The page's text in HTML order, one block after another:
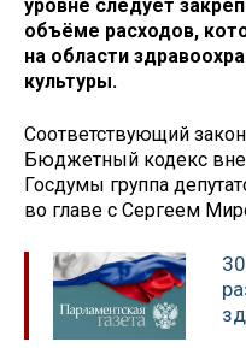
уровне следует
объёме расходов,
на области
культуры.
Соответствующий
Бюджетный кодекс
Госдумы группа
во главе с Сергеем